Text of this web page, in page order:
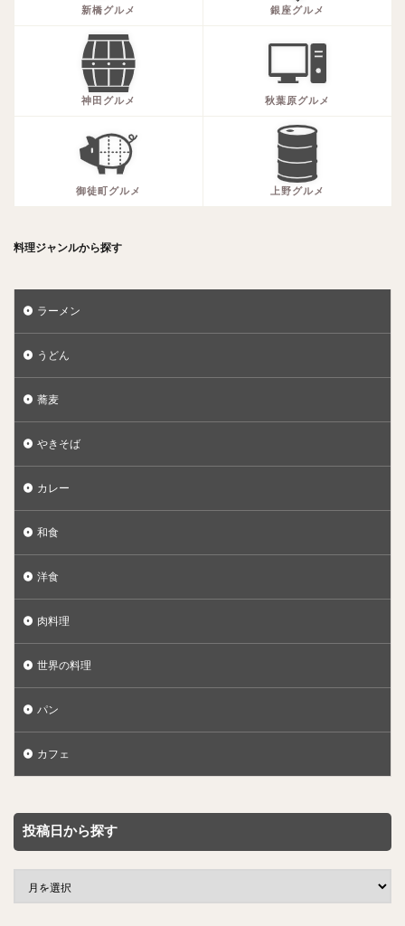
新橋グルメ 銀座グルメ
神田グルメ 秋葉原グルメ
御徒町グルメ 上野グルメ
料理ジャンルから探す
ラーメン
うどん
蕎麦
やきそば
カレー
和食
洋食
肉料理
世界の料理
パン
カフェ
投稿日から探す